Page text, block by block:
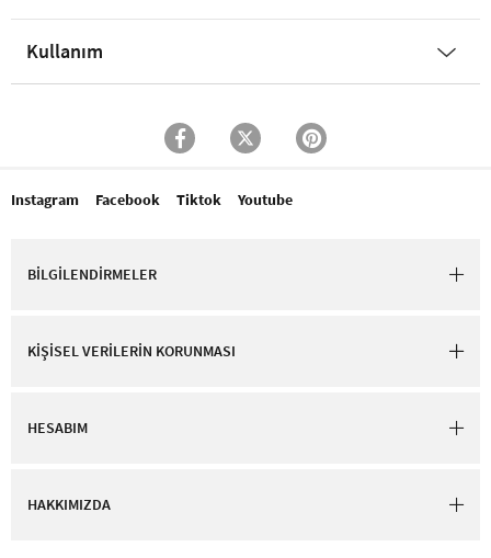
Kullanım
Instagram Facebook Tiktok Youtube
BİLGİLENDİRMELER
KİŞİSEL VERİLERİN KORUNMASI
HESABIM
HAKKIMIZDA